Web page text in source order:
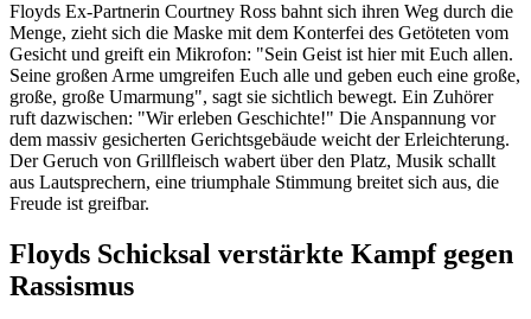
Floyds Ex-Partnerin Courtney Ross bahnt sich ihren Weg durch die
Menge, zieht sich die Maske mit dem Konterfei des Getöteten vom
Gesicht und greift ein Mikrofon: "Sein Geist ist hier mit Euch allen.
Seine großen Arme umgreifen Euch alle und geben euch eine große,
große, große Umarmung", sagt sie sichtlich bewegt. Ein Zuhörer
ruft dazwischen: "Wir erleben Geschichte!" Die Anspannung vor
dem massiv gesicherten Gerichtsgebäude weicht der Erleichterung.
Der Geruch von Grillfleisch wabert über den Platz, Musik schallt
aus Lautsprechern, eine triumphale Stimmung breitet sich aus, die
Freude ist greifbar.
Floyds Schicksal verstärkte Kampf gegen
Rassismus